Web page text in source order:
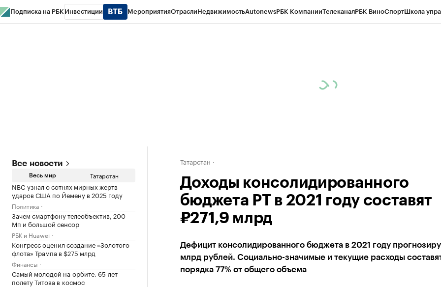
Подписка на РБК Инвестиции МероприятияОтраслиНедвижимостьAutonewsРБК КомпанииТелеканалРБК ВиноСпортШкола
Все новости
Весь мир Татарстан
NBC узнал о сотнях мирных жертв
ударов США по Йемену в 2025 году
Политика
Зачем смартфону телеобъектив, 200
Мп и большой сенсор
РБК и Huawei
Конгресс оценил создание «Золотого
флота» Трампа в $275 млрд
Финансы
Самый молодой на орбите. 65 лет
полету Титова в космос
Татарстан
Доходы консолидированного
бюджета РТ в 2021 году составят
₽271,9 млрд
Дефицит консолидированного бюджета в 2021 году
млрд рублей. Социально-значимые и текущие расходы
порядка 77% от общего объема